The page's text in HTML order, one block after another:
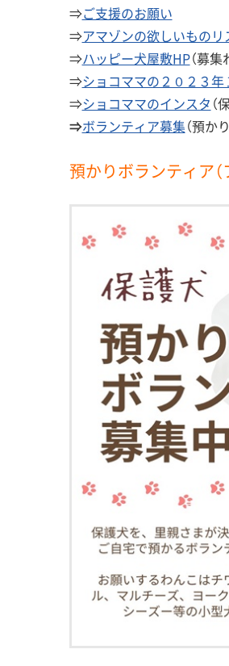
⇒ご支援のお願い
⇒アマゾンの欲しいものリ
⇒ハッピー犬屋敷HP（募
⇒ショコママの２０２３年
⇒ショコママのインスタ
⇒ボランティア募集（預か
預かりボランティア（